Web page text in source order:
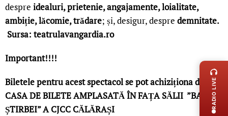
despre idealuri, prietenie, angajamente, loialitate,
ambiție, lăcomie, trădare; și, desigur, despre demnitate.
Sursa: teatrulavangardia.ro
Important!!!!
Biletele pentru acest spectacol se pot achiziționa de la
CASA DE BILETE AMPLASATĂ ÎN FAȚA SĂLII ”BARBU
ȘTIRBEI” A CJCC CĂLĂRAȘI
RADIO LIVE